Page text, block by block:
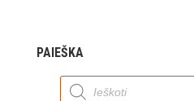
PAIEŠKA
Products
search